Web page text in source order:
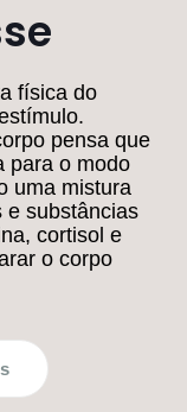
física do
pensa que
para o modo
uma mistura
e substâncias
cortisol e
o corpo